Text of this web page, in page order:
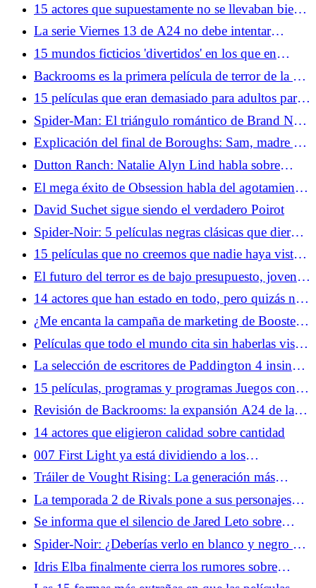
15 actores que supuestamente no se llevaban bien
en el set
La serie Viernes 13 de A24 no debe intentar
arreglar la línea de tiempo
15 mundos ficticios 'divertidos' en los que en
realidad no quieres vivir
Backrooms es la primera película de terror de la era
de la IA
15 películas que eran demasiado para adultos para
promocionarse entre niños
Spider-Man: El triángulo romántico de Brand New
Day puede arreglar una historia cómica odiada
Explicación del final de Boroughs: Sam, madre y
ese momento final
Dutton Ranch: Natalie Alyn Lind habla sobre
cómo convertirse en vaquero... y cómo ser el
payaso
El mega éxito de Obsession habla del agotamiento
de la cultura en línea de la 'epidemia masculina
solitaria'
David Suchet sigue siendo el verdadero Poirot
Spider-Noir: 5 películas negras clásicas que dieron
forma a la aventura de Spider-Man
15 películas que no creemos que nadie haya visto
en su totalidad
El futuro del terror es de bajo presupuesto, joven y
muy online
14 actores que han estado en todo, pero quizás no
los reconozcas
¿Me encanta la campaña de marketing de Boosters?
Boots Riley te tuitea
Películas que todo el mundo cita sin haberlas visto
realmente
La selección de escritores de Paddington 4 insinúa
una sátira política del oso más famoso de Inglaterra
15 películas, programas y programas Juegos con
excesivo estudio de historia adicional requerido
Revisión de Backrooms: la expansión A24 de la
serie de YouTube da vueltas en círculos
14 actores que eligieron calidad sobre cantidad
007 First Light ya está dividiendo a los
jugadores... y eso está bien
Tráiler de Vought Rising: La generación más
grande recibe el tratamiento de los chicos
La temporada 2 de Rivals pone a sus personajes
femeninos al frente y al centro
Se informa que el silencio de Jared Leto sobre
Masters of the Universe no es una coincidencia
Spider-Noir: ¿Deberías verlo en blanco y negro o
en color?
Idris Elba finalmente cierra los rumores sobre
James Bond